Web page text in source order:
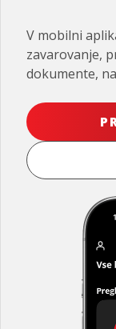
V mobilni
zavarovanje,
dokumente,